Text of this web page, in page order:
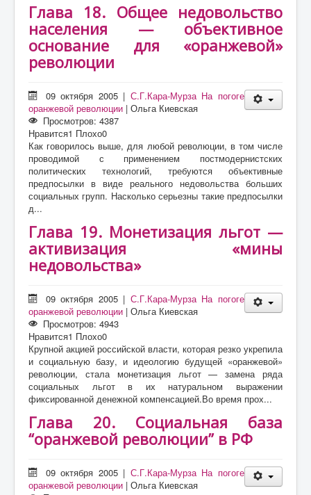
Глава 18. Общее недовольство
населения — объективное
основание для «оранжевой»
революции
09 октября 2005 | С.Г.Кара-Мурза На погоге
оранжевой революции | Ольга Киевская
Просмотров: 4387
Нравится1 Плохо0
Как говорилось выше, для любой революции, в том числе
проводимой с применением постмодернистских
политических технологий, требуются объективные
предпосылки в виде реального недовольства больших
социальных групп. Насколько серьезны такие предпосылки
д...
Глава 19. Монетизация льгот —
активизация «мины
недовольства»
09 октября 2005 | С.Г.Кара-Мурза На погоге
оранжевой революции | Ольга Киевская
Просмотров: 4943
Нравится1 Плохо0
Крупной акцией российской власти, которая резко укрепила
и социальную базу, и идеологию будущей «оранжевой»
революции, стала монетизация льгот — замена ряда
социальных льгот в их натуральном выражении
фиксированной денежной компенсацией.Во время прох...
Глава 20. Социальная база
“оранжевой революции” в РФ
09 октября 2005 | С.Г.Кара-Мурза На погоге
оранжевой революции | Ольга Киевская